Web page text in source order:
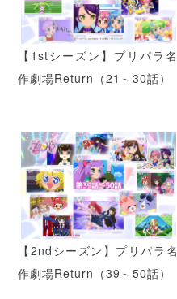
【1stシーズン】プリパラ名
作劇場Return（21～30話）
【2ndシーズン】プリパラ名
作劇場Return（39～50話）